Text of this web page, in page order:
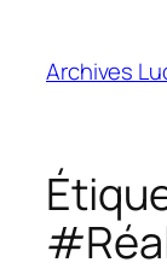
contenu
Archives